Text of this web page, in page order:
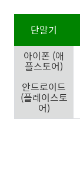
단말기
아이폰 (애
플스토어)
안드로이드
(플레이스토
어)